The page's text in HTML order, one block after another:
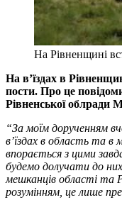
На Рівненщині
На в’їздах в
пости. Про це
Рівненської облради
“За моїм дорученням
в’їздах в область та в
впорається з цими
будемо долучати до
мешканців області та
розумінням, це лише